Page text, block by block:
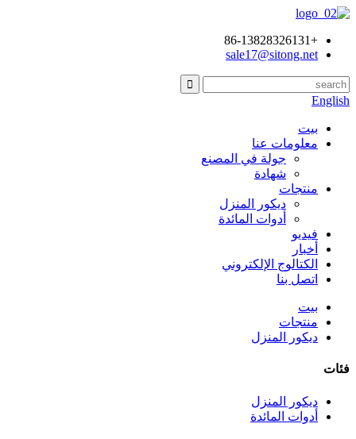
+86-13828326131
sale17@sitong.net
English
بيت
معلومات عنا
جولة في المصنع
شهادة
منتجات
ديكور المنزل
أدوات المائدة
فيديو
أخبار
الكتالوج الإلكتروني
اتصل بنا
بيت
منتجات
ديكور المنزل
فئات
ديكور المنزل
أدوات المائدة